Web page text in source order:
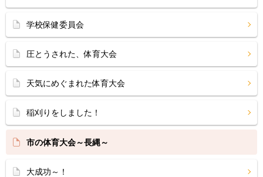
学校保健委員会
圧とうされた、体育大会
天気にめぐまれた体育大会
稲刈りをしました！
市の体育大会～長縄～
大成功～！